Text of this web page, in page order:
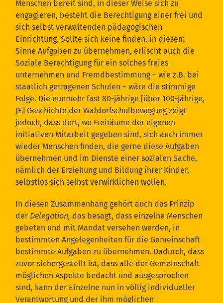
Menschen bereit sind, in dieser Weise sich zu
engagieren, besteht die Berechtigung einer frei und
sich selbst verwaltenden pädagogischen
Einrichtung. Sollte sich keine finden, in diesem
Sinne Aufgaben zu übernehmen, erlischt auch die
Soziale Berechtigung für ein solches freies
unternehmen und Fremdbestimmung – wie z.B. bei
staatlich getragenen Schulen – wäre die stimmige
Folge. Die nunmehr fast 80-jährige [über 100-jährige,
JE] Geschichte der Waldorfschulbewegung zeigt
jedoch, dass dort, wo Freiräume der eigenen
initiativen Mitarbeit gegeben sind, sich auch immer
wieder Menschen finden, die gerne diese Aufgaben
übernehmen und im Dienste einer sozialen Sache,
nämlich der Erziehung und Bildung ihrer Kinder,
selbstlos sich selbst verwirklichen wollen.
In diesen Zusammenhang gehört auch das Prinzip
der Delegation, das besagt, dass einzelne Menschen
gebeten und mit Mandat versehen werden, in
bestimmten Angelegenheiten für die Gemeinschaft
bestimmte Aufgaben zu übernehmen. Dadurch, dass
zuvor sichergestellt ist, dass alle der Gemeinschaft
möglichen Aspekte bedacht und ausgesprochen
sind, kann der Einzelne nun in völlig individueller
Verantwortung und der ihm möglichen